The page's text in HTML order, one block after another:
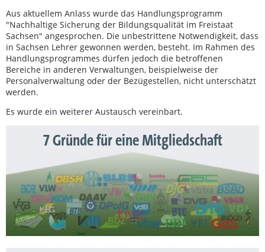
Aus aktuellem Anlass wurde das Handlungsprogramm
"Nachhaltige Sicherung der Bildungsqualität im Freistaat
Sachsen" angesprochen. Die unbestrittene Notwendigkeit, dass
in Sachsen Lehrer gewonnen werden, besteht. Im Rahmen des
Handlungsprogrammes dürfen jedoch die betroffenen
Bereiche in anderen Verwaltungen, beispielweise der
Personalverwaltung oder der Bezügestellen, nicht unterschätzt
werden.
Es wurde ein weiterer Austausch vereinbart.
7 Gründe für eine Mitgliedschaft